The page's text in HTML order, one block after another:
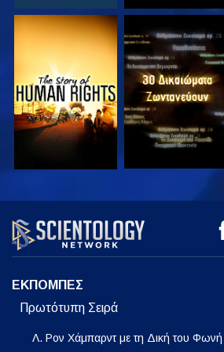
ΠΑΡΑΚΟΛΟΥΘΗΣΤΕ ΠΑΡΑΚΟΛΟΥΘΗΣΤΕ
ΠΑΡΑΚΟΛΟΥΘΗΣΤΕ ΠΑΡΑΚΟΛΟΥΘΗΣΤΕ
ΕΚΠΟΜΠΕΣ
Πρωτότυπη Σειρά
Λ. Ρον Χάμπαρντ με τη Δική του Φωνή